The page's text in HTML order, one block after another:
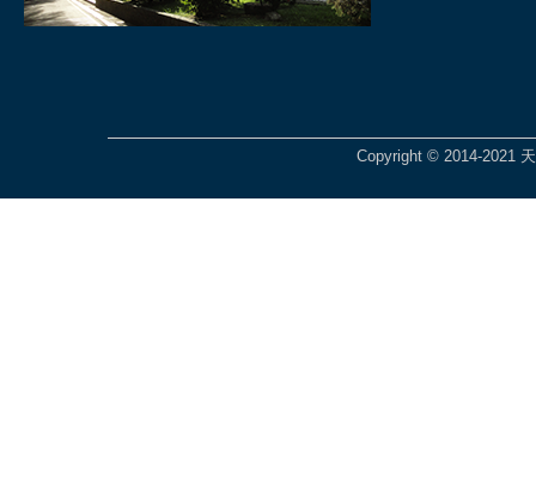
Copyright © 2014-2021